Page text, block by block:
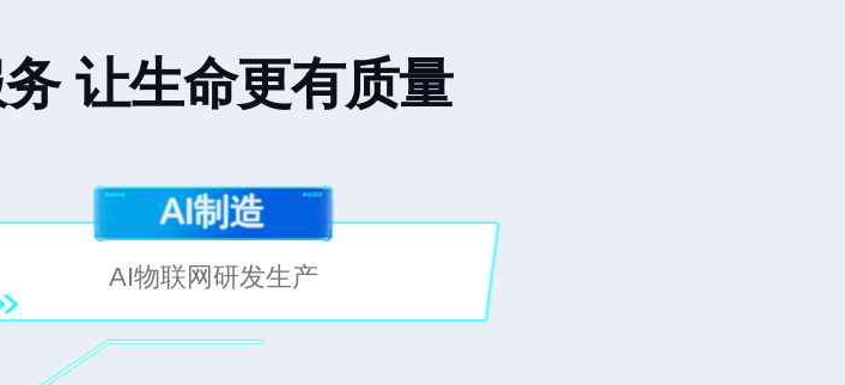
让生命更有质量
AI制造
AI物联网研发生产